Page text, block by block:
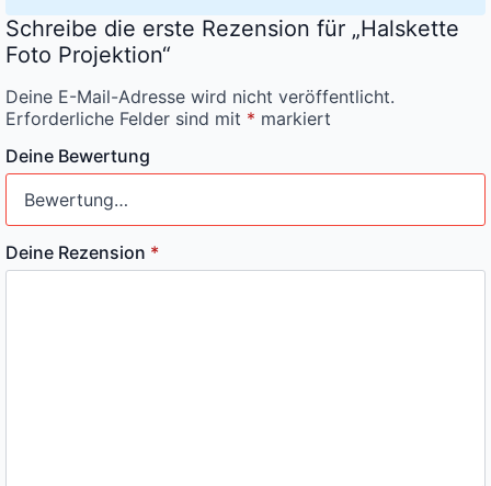
Schreibe die erste Rezension für „Halskette
Foto Projektion“
Deine E-Mail-Adresse wird nicht veröffentlicht.
Erforderliche Felder sind mit * markiert
Deine Bewertung
Deine Rezension *